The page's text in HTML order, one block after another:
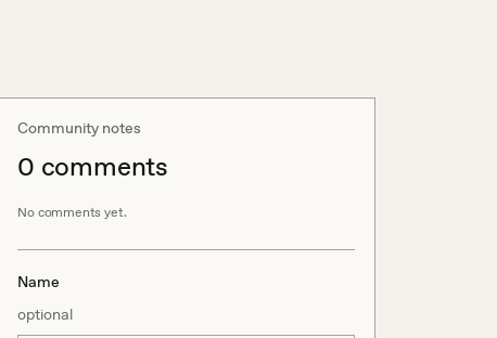
Community notes
0 comments
No comments yet.
Name
optional